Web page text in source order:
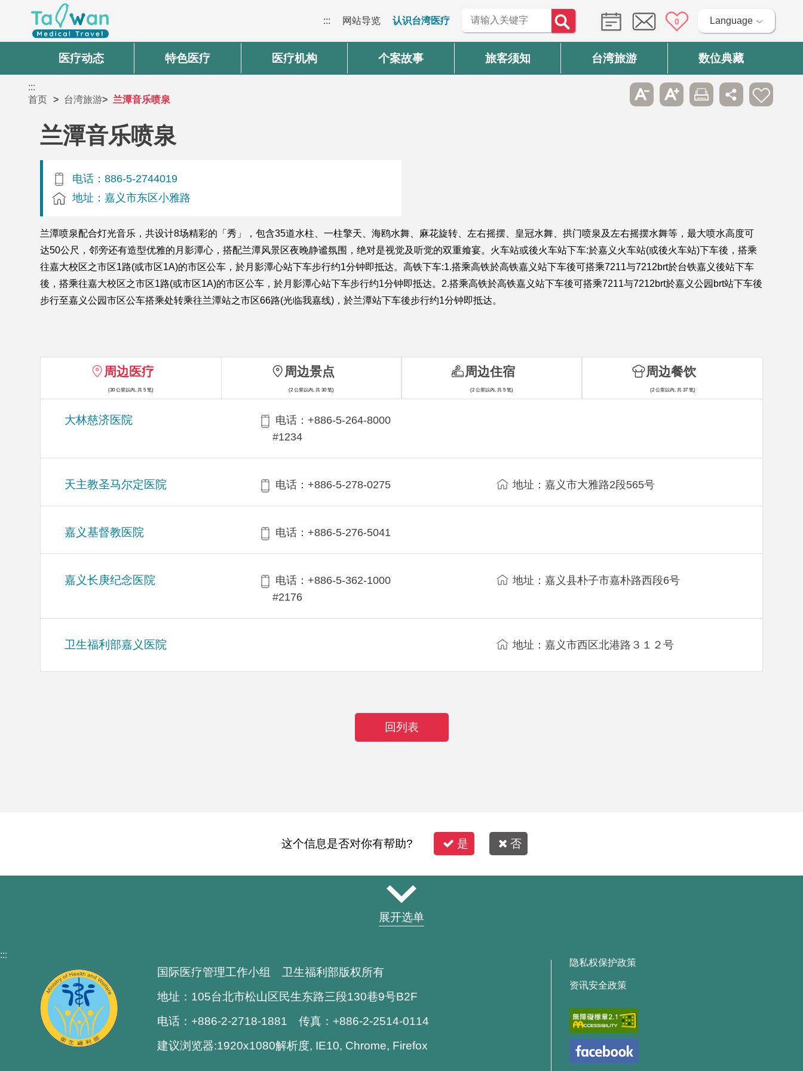
::: 网站导览 认识台湾医疗 0 Language
医疗动态 特色医疗 医疗机构 个案故事 旅客须知 台湾旅游 数位典藏
:::
首页
台湾旅游 兰潭音乐喷泉
兰潭音乐喷泉
电话：886-5-2744019
地址：嘉义市东区小雅路
兰潭喷泉配合灯光音乐，共设计8场精彩的「秀」，包含35道水柱、一柱擎天、海鸥水舞、麻花旋转、左右摇摆、皇冠水舞、拱门喷泉及左右摇摆水舞等，最大喷水高度可
达50公尺，邻旁还有造型优雅的月影潭心，搭配兰潭风景区夜晚静谧氛围，绝对是视觉及听觉的双重飨宴。火车站或後火车站下车:於嘉义火车站(或後火车站)下车後，搭乘
往嘉大校区之市区1路(或市区1A)的市区公车，於月影潭心站下车步行约1分钟即抵达。高铁下车:1.搭乘高铁於高铁嘉义站下车後可搭乘7211与7212brt於台铁嘉义後站下车
後，搭乘往嘉大校区之市区1路(或市区1A)的市区公车，於月影潭心站下车步行约1分钟即抵达。2.搭乘高铁於高铁嘉义站下车後可搭乘7211与7212brt於嘉义公园brt站下车後
步行至嘉义公园市区公车搭乘处转乘往兰潭站之市区66路(光临我嘉线)，於兰潭站下车後步行约1分钟即抵达。
周边医疗
(30 公里以内, 共 5 笔)
大林慈济医院
电话：+886-5-264-8000
#1234
天主教圣马尔定医院 电话：+886-5-278-0275 地址：嘉义市大雅路2段565号
嘉义基督教医院 电话：+886-5-276-5041
嘉义长庚纪念医院
电话：+886-5-362-1000
#2176
地址：嘉义县朴子市嘉朴路西段6号
卫生福利部嘉义医院 地址：嘉义市西区北港路３１２号
周边景点
(2 公里以内, 共 30 笔)
周边住宿
(2 公里以内, 共 5 笔)
周边餐饮
(2 公里以内, 共 37 笔)
回列表
这个信息是否对你有帮助? 是 否
展开选单
:::
国际医疗管理工作小组 卫生福利部版权所有
地址：105台北市松山区民生东路三段130巷9号B2F
电话：+886-2-2718-1881 传真：+886-2-2514-0114
建议浏览器:1920x1080解析度, IE10, Chrome, Firefox
隐私权保护政策
资讯安全政策